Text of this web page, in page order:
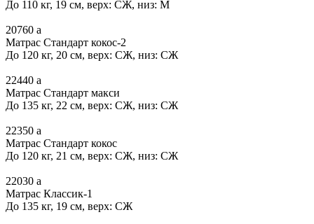
До 110 кг, 19 см, верх: СЖ, низ: М
20760 a
Матрас Стандарт кокос-2
До 120 кг, 20 см, верх: СЖ, низ: СЖ
22440 a
Матрас Стандарт макси
До 135 кг, 22 см, верх: СЖ, низ: СЖ
22350 a
Матрас Стандарт кокос
До 120 кг, 21 см, верх: СЖ, низ: СЖ
22030 a
Матрас Классик-1
До 135 кг, 19 см, верх: СЖ